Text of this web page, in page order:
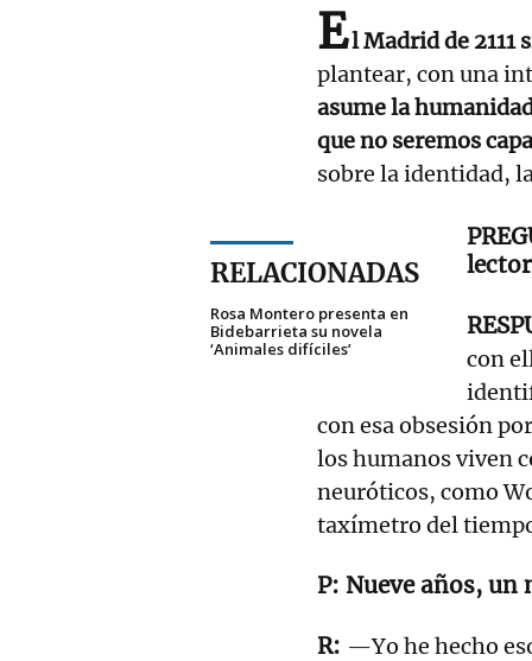
El Madrid de 2111
plantear, con una
asume la
que no seremos
sobre la identidad,
RELACIONADAS
Rosa Montero presenta en
Bidebarrieta su novela
‘Animales difíciles’
con
con esa obsesión
los humanos viven
neuróticos, como
taxímetro del
Nueve años, un
—Yo he hecho